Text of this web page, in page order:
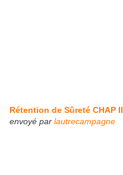
Rétention de Sûreté CHAP II
envoyé par lautrecampagne